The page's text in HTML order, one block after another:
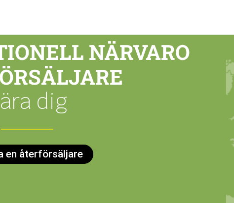
NÄRVARO
dig
en återförsäljare